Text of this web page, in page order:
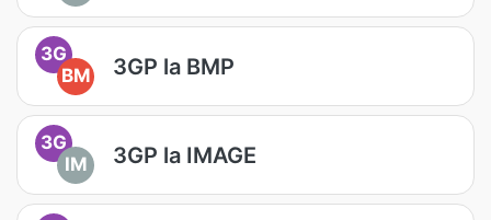
3G
BM
3GP la BMP
3G
IM
3GP la IMAGE